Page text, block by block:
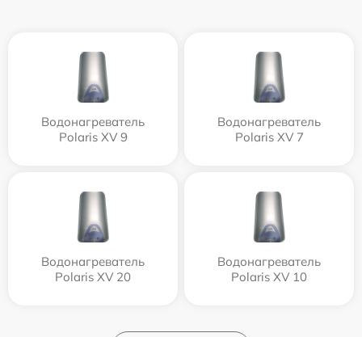
Водонагреватель
Polaris XV 9
Водонагреватель
Polaris XV 7
Водонагреватель
Polaris XV 20
Водонагреватель
Polaris XV 10